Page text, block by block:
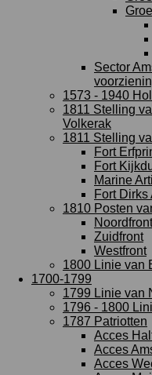
Sector
1573 - 1940
1811 Stelling
Volkerak
1811 Stelling
Fort
Fort
Marine
Fort Dirks
1810 Posten
Noordfront
Zuidfront
Westfront
1800 Linie van
1700-1799
1799 Linie van
1796 - 1800
1787 Patriotten
Acces
Acces
Acces